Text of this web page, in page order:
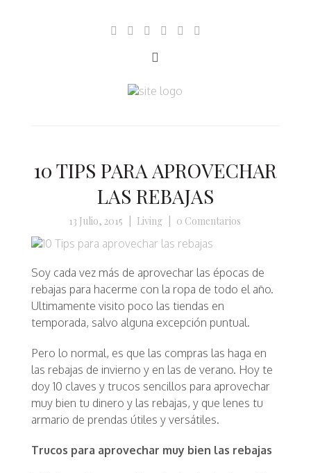
10 TIPS PARA APROVECHAR
LAS REBAJAS
13 Julio, 2015 Living 0 Comentarios
Soy cada vez más de aprovechar las épocas de
rebajas para hacerme con la ropa de todo el año.
Ultimamente visito poco las tiendas en
temporada, salvo alguna excepción puntual.
Pero lo normal, es que las compras las haga en
las rebajas de invierno y en las de verano. Hoy te
doy 10 claves y trucos sencillos para aprovechar
muy bien tu dinero y las rebajas, y que lenes tu
armario de prendas útiles y versátiles.
Trucos para aprovechar muy bien las rebajas